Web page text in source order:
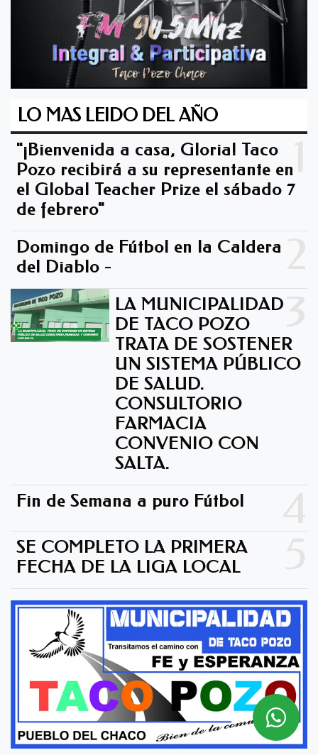
LO MAS LEIDO DEL AÑO
"¡Bienvenida a casa, Gloria! Taco
Pozo recibirá a su representante en
el Global Teacher Prize el sábado 7
de febrero"
Domingo de Fútbol en la Caldera
del Diablo -
LA MUNICIPALIDAD
DE TACO POZO
TRATA DE SOSTENER
UN SISTEMA PÚBLICO
DE SALUD.
CONSULTORIO
FARMACIA
CONVENIO CON
SALTA.
Fin de Semana a puro Fútbol
SE COMPLETO LA PRIMERA
FECHA DE LA LIGA LOCAL